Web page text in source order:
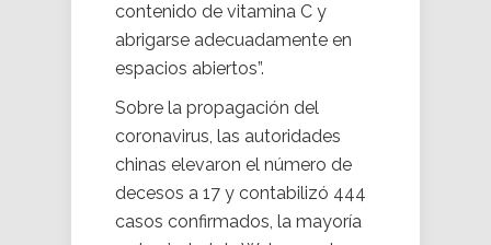
contenido de vitamina C y
abrigarse adecuadamente en
espacios abiertos”.
Sobre la propagación del
coronavirus, las autoridades
chinas elevaron el número de
decesos a 17 y contabilizó 444
casos confirmados, la mayoría